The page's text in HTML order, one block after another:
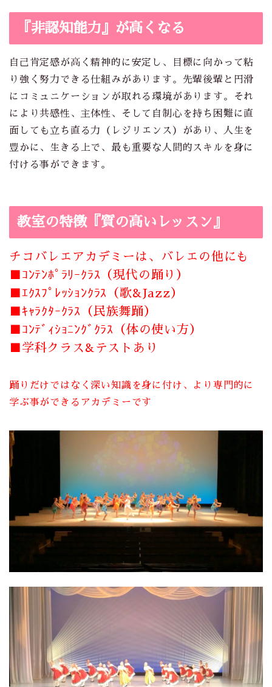
『非認知能力』が高くなる
自己肯定感が高く精神的に安定し、目標に向かって粘
り強く努力できる仕組みがあります。先輩後輩と円滑
にコミュニケーションが取れる環境があります。それ
により共感性、主体性、そして自制心を持ち困難に直
面しても立ち直る力（レジリエンス）があり、人生を
豊かに、生きる上で、最も重要な人間的スキルを身に
付ける事ができます。
教室の特徴『質の高いレッスン』
チコバレエアカデミーは、バレエの他にも
■ｺﾝﾃﾝﾎﾟﾗﾘｰｸﾗｽ（現代の踊り）
■ｴｸｽﾌﾟﾚｯｼｮﾝｸﾗｽ（歌&Jazz）
■ｷｬﾗｸﾀｰｸﾗｽ（民族舞踊）
■ｺﾝﾃﾞｨｼｮﾆﾝｸﾞｸﾗｽ（体の使い方）
■学科クラス&テストあり
踊りだけではなく深い知識を身に付け、より専門的に
学ぶ事ができるアカデミーです